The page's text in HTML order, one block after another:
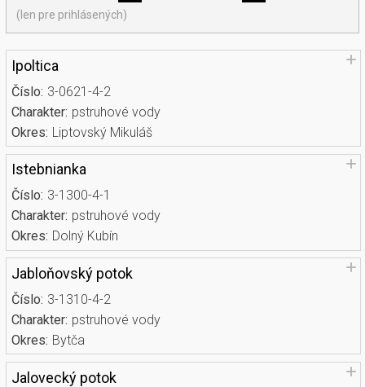
(len pre prihlásených)
Ipoltica
Číslo: 3-0621-4-2
Charakter: pstruhové vody
Okres: Liptovský Mikuláš
Istebnianka
Číslo: 3-1300-4-1
Charakter: pstruhové vody
Okres: Dolný Kubín
Jabloňovský potok
Číslo: 3-1310-4-2
Charakter: pstruhové vody
Okres: Bytča
Jalovecký potok